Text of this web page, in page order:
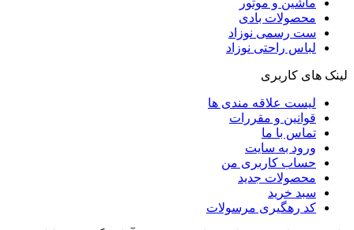
محصولات بادی
ست رسمی نوزاد
لباس راحتی نوزاد
لینک های کاربری
لیست علاقه مندی ها
قوانین و مقررات
تماس با ما
ورود به سایت
حساب کاربری من
محصولات جدید
سبد خرید
کد رهگیری مرسولات